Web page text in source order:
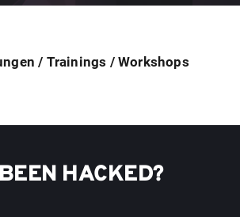
/ Trainings / Workshops
HACKED?